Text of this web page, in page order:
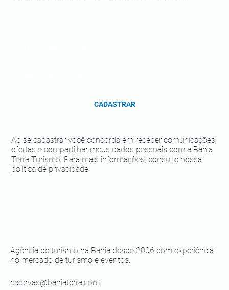
Agência de turismo na Bahia desde 2006 com experiência
no mercado de turismo e eventos.
reservas@bahiaterra.com
Ao se cadastrar você concorda em receber comunicações,
ofertas e compartilhar meus dados pessoais com a Bahia
Terra Turismo. Para mais informações, consulte nossa
política de privacidade.
CADASTRAR